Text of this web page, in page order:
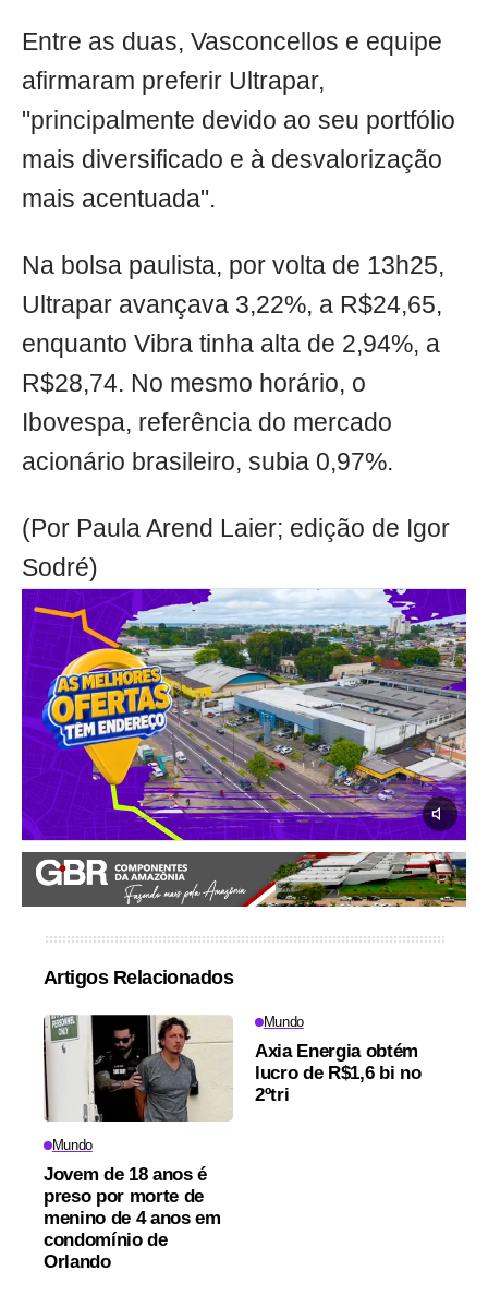
Entre as duas, Vasconcellos e equipe
afirmaram preferir Ultrapar,
"principalmente devido ao seu portfólio
mais diversificado e à desvalorização
mais acentuada".
Na bolsa paulista, por volta de 13h25,
Ultrapar avançava 3,22%, a R$24,65,
enquanto Vibra tinha alta de 2,94%, a
R$28,74. No mesmo horário, o
Ibovespa, referência do mercado
acionário brasileiro, subia 0,97%.
(Por Paula Arend Laier; edição de Igor
Sodré)
Artigos Relacionados
Mundo
Jovem de 18 anos é
preso por morte de
menino de 4 anos em
condomínio de
Orlando
Mundo
Axia Energia obtém
lucro de R$1,6 bi no
2ºtri